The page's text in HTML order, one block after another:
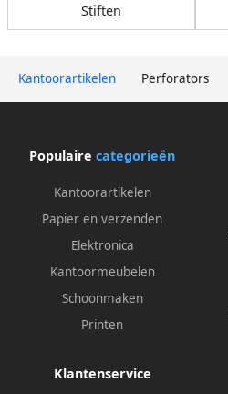
Kantoorartikelen Perforators
Stiften
Populaire categorieën
Kantoorartikelen
Papier en verzenden
Elektronica
Kantoormeubelen
Schoonmaken
Printen
Klantenservice